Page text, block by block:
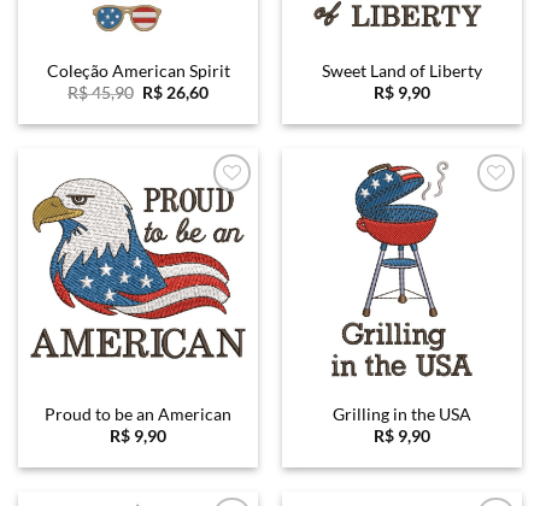
Coleção American Spirit
R$45,90 O
original
R$26,60O
atual
R$ 26,60.
Sweet Land of Liberty
R$ 9,90
Favoritar
Proud to be an American
R$ 9,90
Grilling in the USA
R$ 9,90